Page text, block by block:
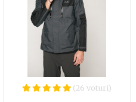
orice aventurier modern.
fiecare moment și să îți
imagini și înregistrări
pachet de accesorii
urmă cu
(26 voturi)